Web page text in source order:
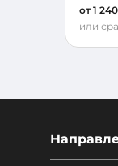
от 1
или